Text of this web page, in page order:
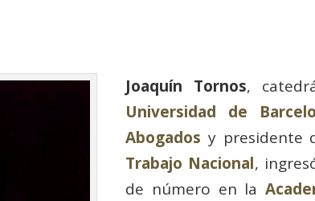
Joaquín Tornos,
Universidad de
Abogados y presidente
Trabajo Nacional,
de número en la